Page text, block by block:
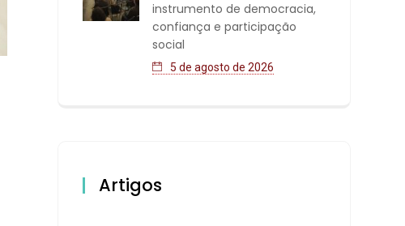
instrumento de democracia,
confiança e participação
social
5 de agosto de 2026
Artigos